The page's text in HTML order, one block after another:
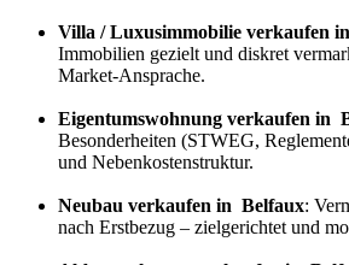
Villa / Luxusimmobilie verkaufen
Immobilien gezielt und diskret
Market-Ansprache.
Eigentumswohnung verkaufen in
Besonderheiten (STWEG,
und Nebenkostenstruktur.
Neubau verkaufen in Belfaux:
nach Erstbezug – zielgerichtet und